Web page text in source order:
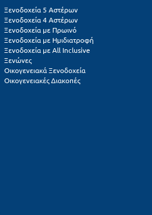
Ξενοδοχεία 5 Αστέρων
Ξενοδοχεία 4 Αστέρων
Ξενοδοχεία με Πρωινό
Ξενοδοχεία με Ημιδιατροφή
Ξενοδοχεία με All Inclusive
Ξενώνες
Οικογενειακά Ξενοδοχεία
Οικογενειακές Διακοπές